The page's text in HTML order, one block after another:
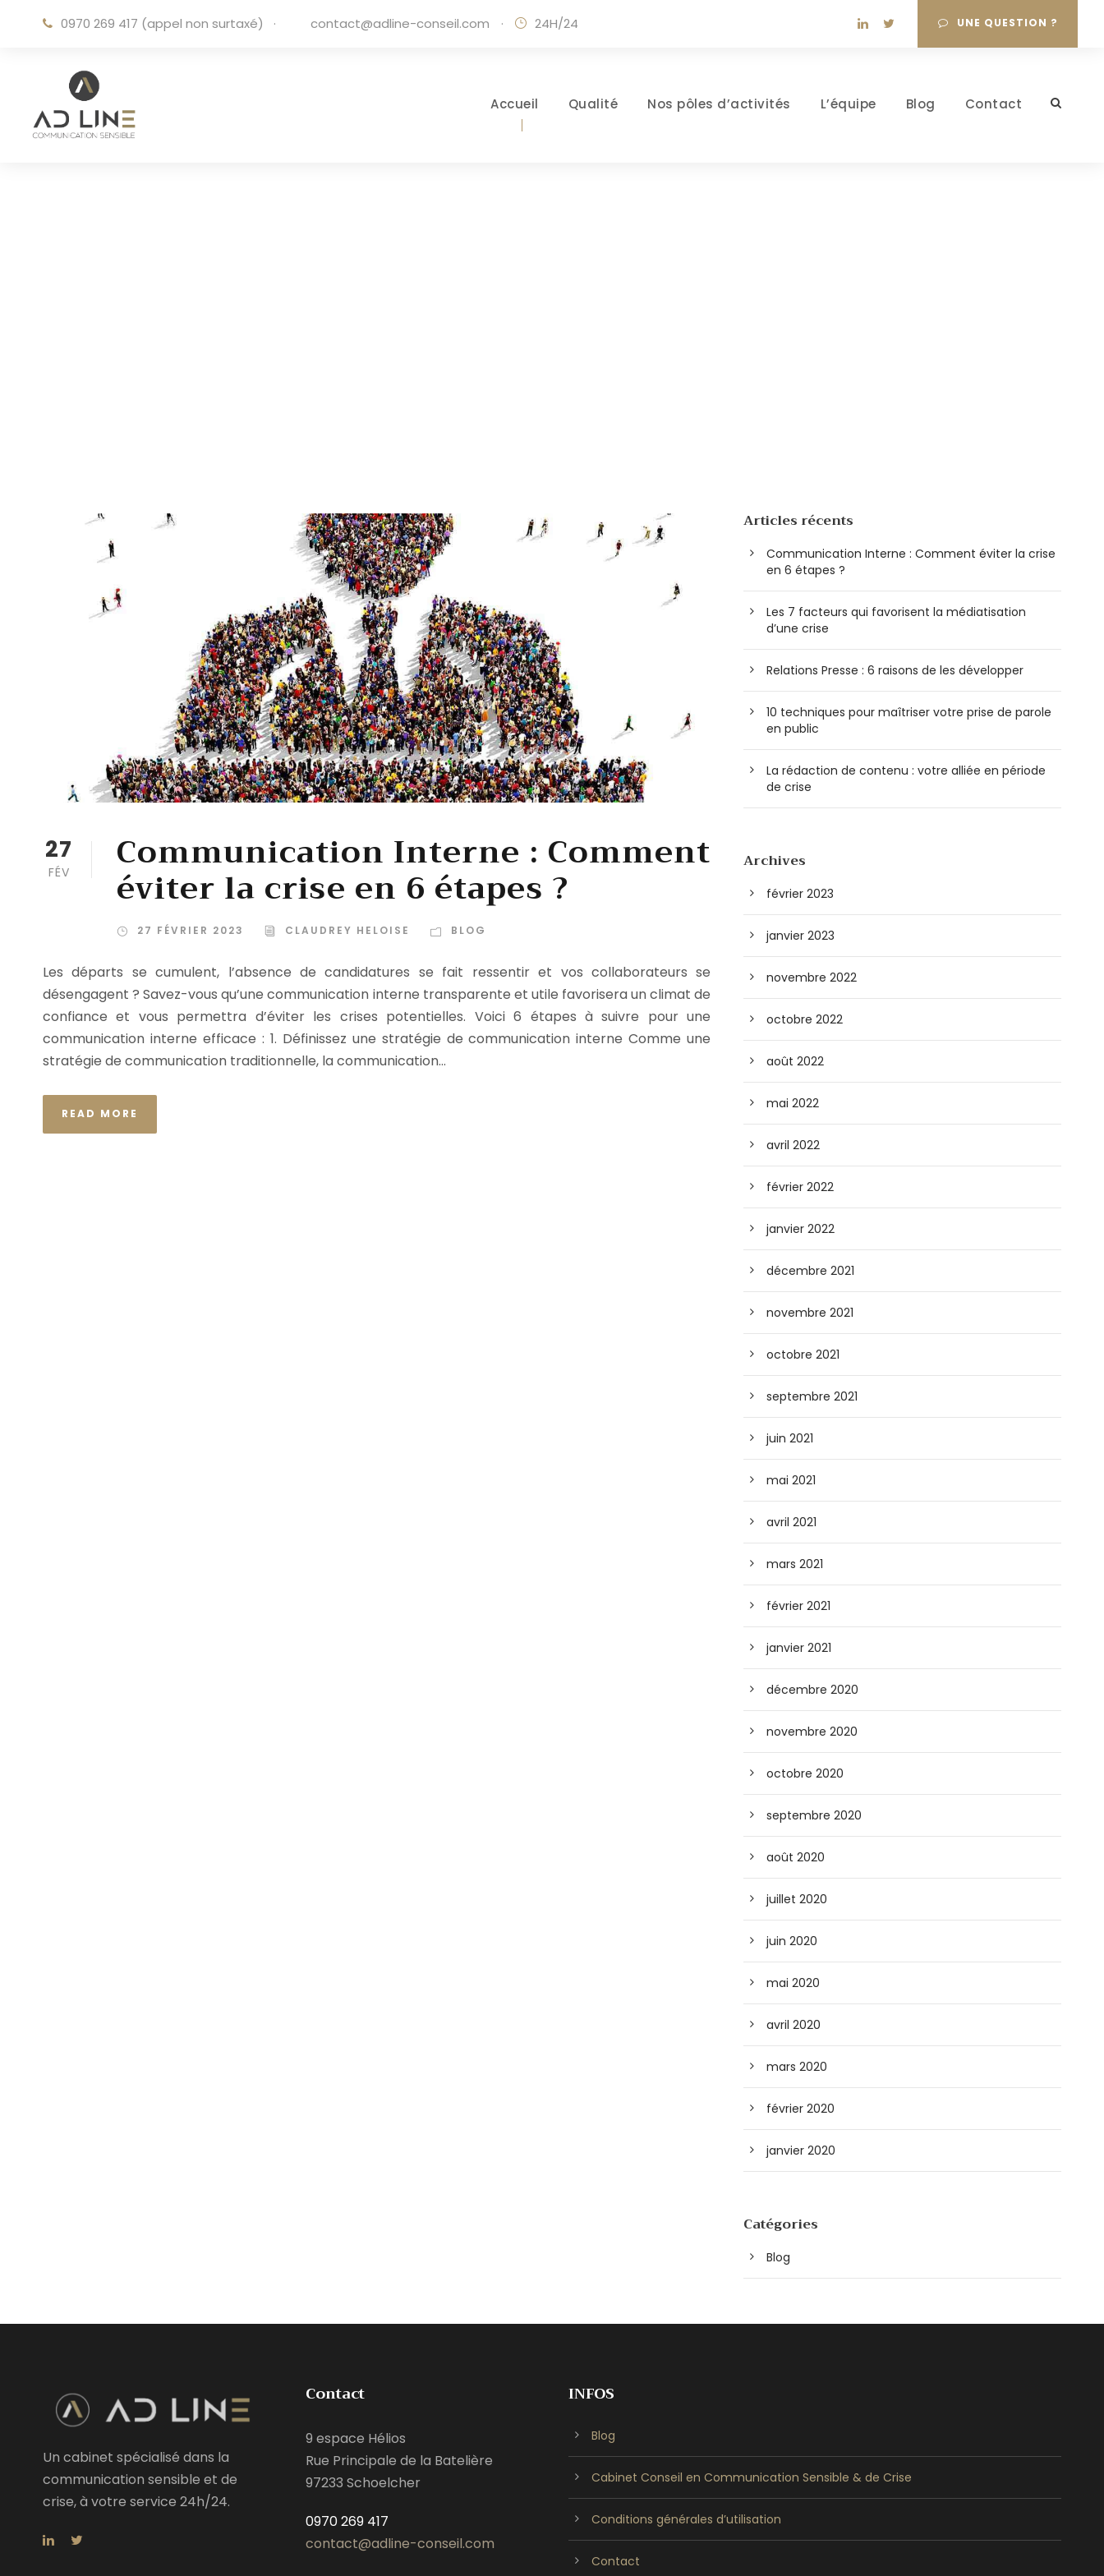
0970 269 417 (appel non surtaxé) · contact@adline-conseil.com · 24H/24 UNE QUESTION ?
Accueil Qualité Nos pôles d’activités L’équipe Blog Contact
27
FÉV Communication Interne : Comment
éviter la crise en 6 étapes ?
27 FÉVRIER 2023 CLAUDREY HELOISE BLOG
Les départs se cumulent, l’absence de candidatures se fait ressentir et vos collaborateurs se
désengagent ? Savez-vous qu’une communication interne transparente et utile favorisera un climat de
confiance et vous permettra d’éviter les crises potentielles. Voici 6 étapes à suivre pour une
communication interne efficace : 1. Définissez une stratégie de communication interne Comme une
stratégie de communication traditionnelle, la communication...
READ MORE
Articles récents
Communication Interne : Comment éviter la crise
en 6 étapes ?
Les 7 facteurs qui favorisent la médiatisation
d’une crise
Relations Presse : 6 raisons de les développer
10 techniques pour maîtriser votre prise de parole
en public
La rédaction de contenu : votre alliée en période
de crise
Archives
février 2023
janvier 2023
novembre 2022
octobre 2022
août 2022
mai 2022
avril 2022
février 2022
janvier 2022
décembre 2021
novembre 2021
octobre 2021
septembre 2021
juin 2021
mai 2021
avril 2021
mars 2021
février 2021
janvier 2021
décembre 2020
novembre 2020
octobre 2020
septembre 2020
août 2020
juillet 2020
juin 2020
mai 2020
avril 2020
mars 2020
février 2020
janvier 2020
Catégories
Blog
Un cabinet spécialisé dans la
communication sensible et de
crise, à votre service 24h/24.
Contact
9 espace Hélios
Rue Principale de la Batelière
97233 Schoelcher
0970 269 417
contact@adline-conseil.com
INFOS
Blog
Cabinet Conseil en Communication Sensible & de Crise
Conditions générales d’utilisation
Contact